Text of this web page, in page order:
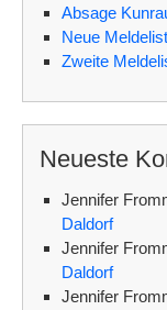
Absage
Neue
Zweite
Neueste
Jennifer
Daldorf
Jennifer
Daldorf
Jennifer